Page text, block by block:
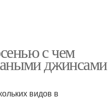
с чем
джинсами
видов в